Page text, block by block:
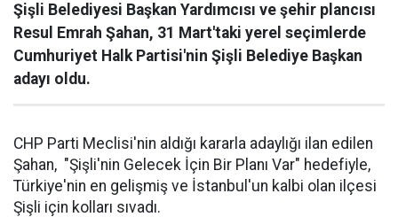
Şişli Belediyesi Başkan Yardımcısı ve şehir plancısı
Resul Emrah Şahan, 31 Mart'taki yerel seçimlerde
Cumhuriyet Halk Partisi'nin Şişli Belediye Başkan
adayı oldu.
CHP Parti Meclisi'nin aldığı kararla adaylığı ilan edilen
Şahan, "Şişli'nin Gelecek İçin Bir Planı Var" hedefiyle,
Türkiye'nin en gelişmiş ve İstanbul'un kalbi olan ilçesi
Şişli için kolları sıvadı.